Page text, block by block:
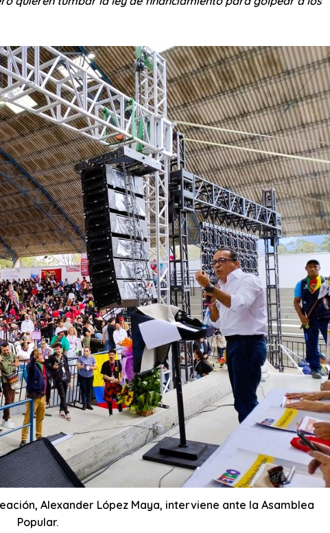
Alexander López Maya, interviene ante la Asamblea
Popular.